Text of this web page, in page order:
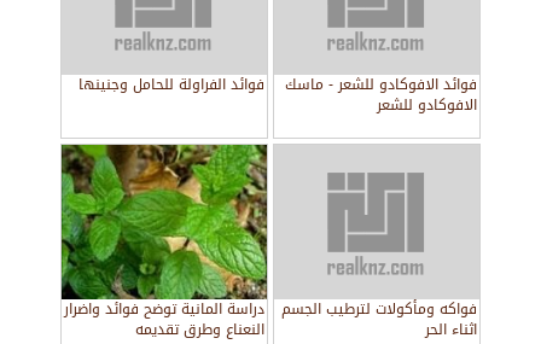
فوائد الافوكادو للشعر - ماسك
الافوكادو للشعر
فوائد الفراولة للحامل وجنينها
فواكه ومأكولات لترطيب الجسم
اثناء الحر
دراسة المانية توضح فوائد واضرار
النعناع وطرق تقديمه